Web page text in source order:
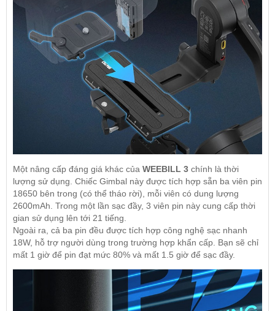
Một nâng cấp đáng giá khác của WEEBILL 3 chính là thời
lượng sử dụng. Chiếc Gimbal này được tích hợp sẵn ba viên pin
18650 bên trong (có thể tháo rời), mỗi viên có dung lượng
2600mAh. Trong một lần sạc đầy, 3 viên pin này cung cấp thời
gian sử dụng lên tới 21 tiếng.
Ngoài ra, cả ba pin đều được tích hợp công nghệ sạc nhanh
18W, hỗ trợ người dùng trong trường hợp khẩn cấp. Bạn sẽ chỉ
mất 1 giờ để pin đạt mức 80% và mất 1.5 giờ để sạc đầy.